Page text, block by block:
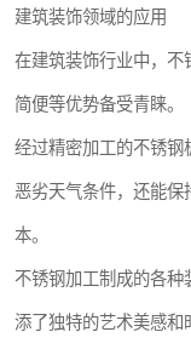
建筑装饰领域的应用
在建筑装饰行业中，不
简便等优势备受青睐。
经过精密加工的不锈钢
恶劣天气条件，还能
本。
不锈钢加工制成的各
添了独特的艺术美感和